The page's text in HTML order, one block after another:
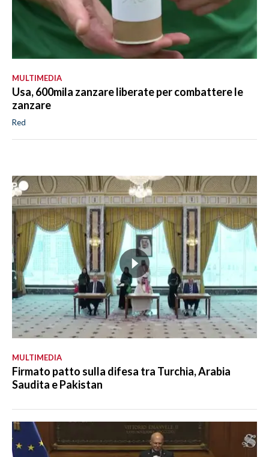
MULTIMEDIA
Usa, 600mila zanzare liberate per combattere le
zanzare
Red
MULTIMEDIA
Firmato patto sulla difesa tra Turchia, Arabia
Saudita e Pakistan